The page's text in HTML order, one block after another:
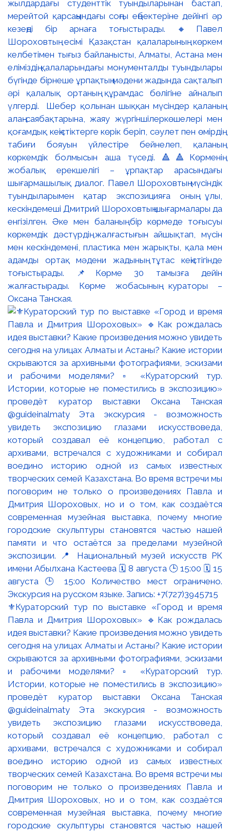
жылдардағы студенттік туындыларынан бастап,
мерейтой қарсаңындағы соңғы еңбектеріне дейінгі әр
кезеңді бір арнаға тоғыстырады. 🔸Павел
Шороховтың есімі Қазақстан қалаларының көркем
келбетімен тығыз байланысты, Алматы, Астана мен
еліміздің қалаларындағы монументалды туындылары
бүгінде бірнеше ұрпақтың мәдени жадында сақталып
әрі қалалық ортаның құрамдас бөлігіне айналып
үлгерді. Шебер қолынан шыққан мүсіндер қаланың
алаң-саябақтарына, жаяу жүргіншілеркөшелері мен
қоғамдық кеңістіктерге көрік беріп, сәулет пен өмірдің
табиғи бояуын үйлестіре бейнелеп, қаланың
көркемдік болмысын аша түседі. 🔺🔺Көрменің
жобалық ерекшелігі – ұрпақтар арасындағы
шығармашылық диалог. Павел Шороховтың мүсіндік
туындыларымен қатар экспозицияға оның ұлы,
кескіндемеші Дмитрий Шороховтың шығармалары да
енгізілген. Әке мен баланың бір көрмеде тоғысуы
көркемдік дәстүрдің жалғастығын айшықтап, мүсін
мен кескіндемені, пластика мен жарықты, қала мен
адамды ортақ мәдени жадының тұтас кеңістігінде
тоғыстырады. 📌Көрме 30 тамызға дейін
жалғастырады. Көрме жобасының кураторы –
Оксана Танская.
⚜️Кураторский тур по выставке «Город и время
Павла и Дмитрия Шороховых» 🔹Как рождалась
идея выставки? Какие произведения можно увидеть
сегодня на улицах Алматы и Астаны? Какие истории
скрываются за архивными фотографиями, эскизами
и рабочими моделями? ▫️ «Кураторский тур.
Истории, которые не поместились в экспозицию»
проведёт куратор выставки Оксана Танская
@guideinalmaty Эта экскурсия - возможность
увидеть экспозицию глазами искусствоведа,
который создавал её концепцию, работал с
архивами, встречался с художниками и собирал
воедино историю одной из самых известных
творческих семей Казахстана. Во время встречи мы
поговорим не только о произведениях Павла и
Дмитрия Шороховых, но и о том, как создаётся
современная музейная выставка, почему многие
городские скульптуры становятся частью нашей